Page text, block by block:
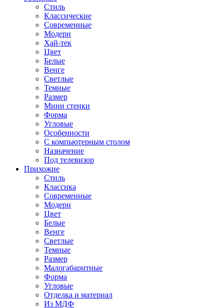
Стиль
Классические
Современные
Модерн
Хай-тек
Цвет
Белые
Венге
Светлые
Темные
Размер
Мини стенки
Форма
Угловые
Особенности
С компьютерным столом
Назначение
Под телевизор
Прихожие
Стиль
Классика
Современные
Модерн
Цвет
Белые
Венге
Светлые
Темные
Размер
Малогабаритные
Форма
Угловые
Отделка и материал
Из МДФ